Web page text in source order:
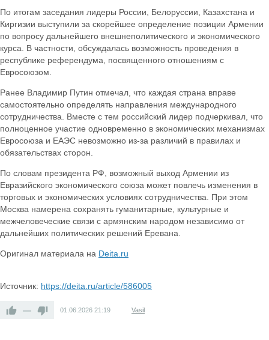
По итогам заседания лидеры России, Белоруссии, Казахстана и
Киргизии выступили за скорейшее определение позиции Армении
по вопросу дальнейшего внешнеполитического и экономического
курса. В частности, обсуждалась возможность проведения в
республике референдума, посвященного отношениям с
Евросоюзом.
Ранее Владимир Путин отмечал, что каждая страна вправе
самостоятельно определять направления международного
сотрудничества. Вместе с тем российский лидер подчеркивал, что
полноценное участие одновременно в экономических механизмах
Евросоюза и ЕАЭС невозможно из-за различий в правилах и
обязательствах сторон.
По словам президента РФ, возможный выход Армении из
Евразийского экономического союза может повлечь изменения в
торговых и экономических условиях сотрудничества. При этом
Москва намерена сохранять гуманитарные, культурные и
межчеловеческие связи с армянским народом независимо от
дальнейших политических решений Еревана.
Оригинал материала на Deita.ru
Источник: https://deita.ru/article/586005
— 01.06.2026 21:19 Vasil